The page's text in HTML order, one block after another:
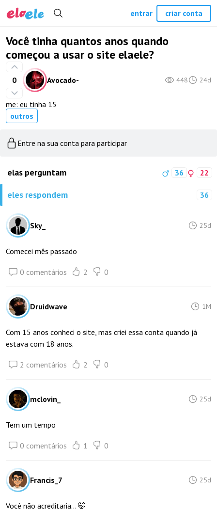
Você tinha quantos anos quando
começou a usar o site elaele?
0 Avocado- 448 24d
me: eu tinha 15
outros
Entre na sua conta para participar
elas perguntam 36 22
eles respondem 36
Sky_ 25d
Comecei mês passado
0 comentários 2 0
Druidwave 1M
Com 15 anos conheci o site, mas criei essa conta quando já
estava com 18 anos.
2 comentários 2 0
mclovin_ 25d
Tem um tempo
0 comentários 1 0
Francis_7 25d
Você não acreditaria... 🤭
entrar criar conta